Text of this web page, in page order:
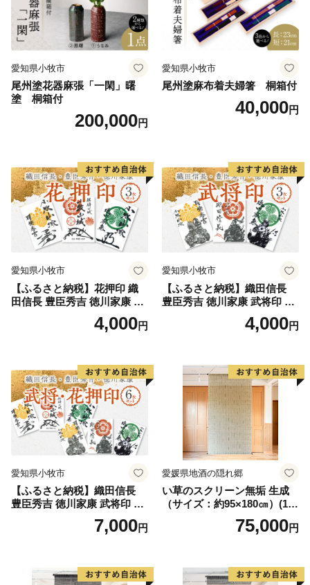
愛知県小牧市
尾州塗花器麻張「一閑」曙
塗 桐箱付
200,000円
愛知県小牧市
尾州塗麻布着夫婦箸 桐箱付
40,000円
愛知県小牧市
【ふるさと納税】花押印 織
田信長 豊臣秀吉 徳川家康 3
枚 セット 戦国 武将 小牧山城
墨絵 龍画師 書道アーティス
牧市 お取り寄せ 送料無料
4,000円
愛知県小牧市
【ふるさと納税】織田信長
豊臣秀吉 徳川家康 武将印 3
枚 セット イラスト 戦国 武将
小牧山城 墨絵 龍画師 書道ア
愛知県 小牧市 お取り寄せ 送
4,000円
愛知県小牧市
【ふるさと納税】織田信長
豊臣秀吉 徳川家康 武将印 花
押印 6枚 セット イラスト 戦
国 武将 小牧山城 墨絵 龍画師
グッズ 愛知県 小牧市 お取り
7,000円
愛媛県地酒の隠れ郷
い草のスクリーン無垢 生成
（サイズ：約95×180㎝）(14
75,000円